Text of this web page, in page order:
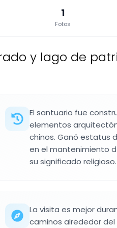
1
Fotos
y lago de
El santuario fue
elementos
chinos. Ganó estatus
en el mantenimiento
su significado religioso.
La visita es mejor
caminos alrededor